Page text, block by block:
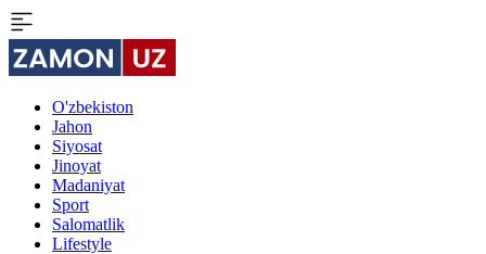
O'zbekiston
Jahon
Siyosat
Jinoyat
Madaniyat
Sport
Salomatlik
Lifestyle